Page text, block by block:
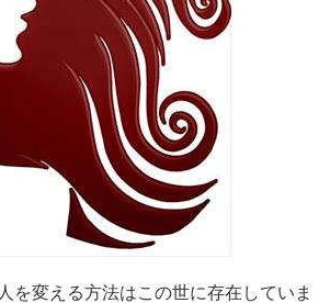
を変える方法はこの世に存在していま